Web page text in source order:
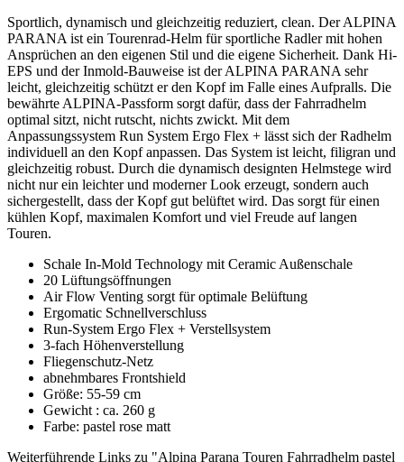
Sportlich, dynamisch und gleichzeitig reduziert, clean. Der ALPINA
PARANA ist ein Tourenrad-Helm für sportliche Radler mit hohen
Ansprüchen an den eigenen Stil und die eigene Sicherheit. Dank Hi-
EPS und der Inmold-Bauweise ist der ALPINA PARANA sehr
leicht, gleichzeitig schützt er den Kopf im Falle eines Aufpralls. Die
bewährte ALPINA-Passform sorgt dafür, dass der Fahrradhelm
optimal sitzt, nicht rutscht, nichts zwickt. Mit dem
Anpassungssystem Run System Ergo Flex + lässt sich der Radhelm
individuell an den Kopf anpassen. Das System ist leicht, filigran und
gleichzeitig robust. Durch die dynamisch designten Helmstege wird
nicht nur ein leichter und moderner Look erzeugt, sondern auch
sichergestellt, dass der Kopf gut belüftet wird. Das sorgt für einen
kühlen Kopf, maximalen Komfort und viel Freude auf langen
Touren.
Schale In-Mold Technology mit Ceramic Außenschale
20 Lüftungsöffnungen
Air Flow Venting sorgt für optimale Belüftung
Ergomatic Schnellverschluss
Run-System Ergo Flex + Verstellsystem
3-fach Höhenverstellung
Fliegenschutz-Netz
abnehmbares Frontshield
Größe: 55-59 cm
Gewicht : ca. 260 g
Farbe: pastel rose matt
Weiterführende Links zu "Alpina Parana Touren Fahrradhelm pastel